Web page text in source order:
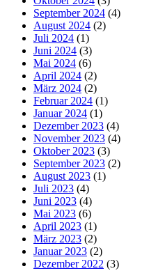
September 2024 (4)
August 2024 (2)
Juli 2024 (1)
Juni 2024 (3)
Mai 2024 (6)
April 2024 (2)
März 2024 (2)
Februar 2024 (1)
Januar 2024 (1)
Dezember 2023 (4)
November 2023 (4)
Oktober 2023 (3)
September 2023 (2)
August 2023 (1)
Juli 2023 (4)
Juni 2023 (4)
Mai 2023 (6)
April 2023 (1)
März 2023 (2)
Januar 2023 (2)
Dezember 2022 (3)